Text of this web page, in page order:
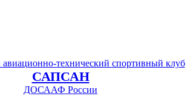
авиационно-технический спортивный клуб
САПСАН
ДОСААФ России